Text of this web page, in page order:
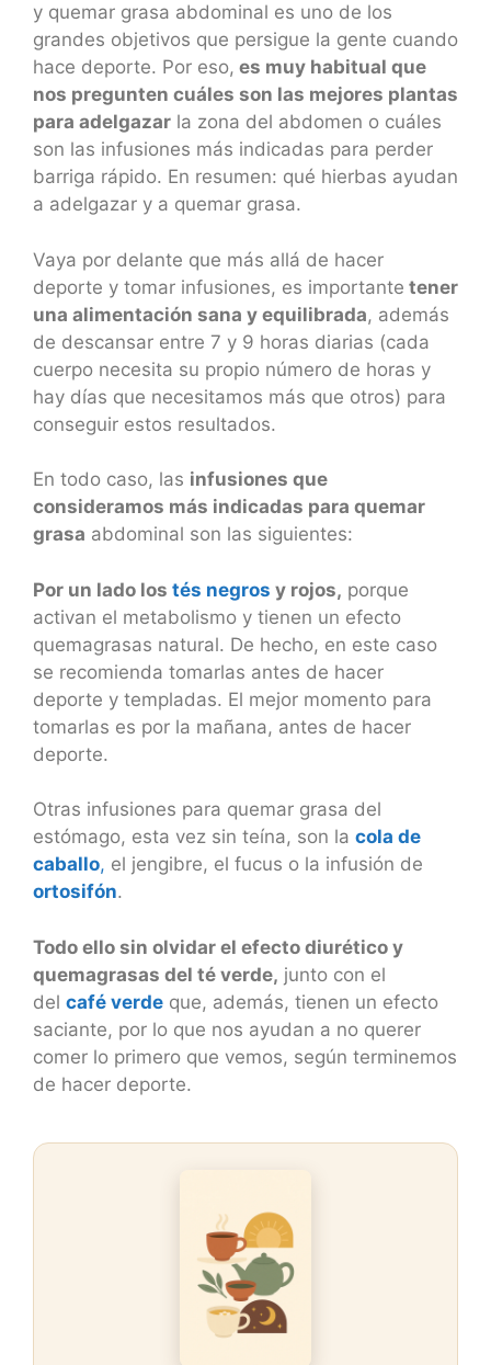
y quemar grasa abdominal es uno de los
grandes objetivos que persigue la gente cuando
hace deporte. Por eso, es muy habitual que
nos pregunten cuáles son las mejores plantas
para adelgazar la zona del abdomen o cuáles
son las infusiones más indicadas para perder
barriga rápido. En resumen: qué hierbas ayudan
a adelgazar y a quemar grasa.
Vaya por delante que más allá de hacer
deporte y tomar infusiones, es importante tener
una alimentación sana y equilibrada, además
de descansar entre 7 y 9 horas diarias (cada
cuerpo necesita su propio número de horas y
hay días que necesitamos más que otros) para
conseguir estos resultados.
En todo caso, las infusiones que
consideramos más indicadas para quemar
grasa abdominal son las siguientes:
Por un lado los tés negros y rojos, porque
activan el metabolismo y tienen un efecto
quemagrasas natural. De hecho, en este caso
se recomienda tomarlas antes de hacer
deporte y templadas. El mejor momento para
tomarlas es por la mañana, antes de hacer
deporte.
Otras infusiones para quemar grasa del
estómago, esta vez sin teína, son la cola de
caballo, el jengibre, el fucus o la infusión de
ortosifón.
Todo ello sin olvidar el efecto diurético y
quemagrasas del té verde, junto con el
del café verde que, además, tienen un efecto
saciante, por lo que nos ayudan a no querer
comer lo primero que vemos, según terminemos
de hacer deporte.